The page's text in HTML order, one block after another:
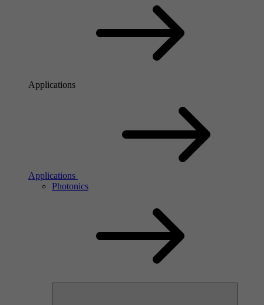
Applications
Applications
Photonics